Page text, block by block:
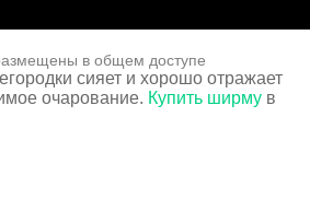
в общем доступе
сияет и хорошо отражает
очарование. Купить ширму в